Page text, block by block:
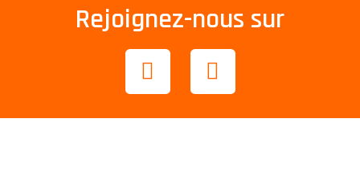
Rejoignez-nous sur